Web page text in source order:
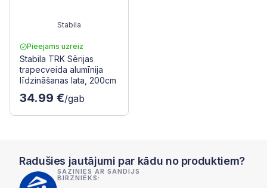
Stabila
Pieejams uzreiz
Stabila TRK Sērijas
trapecveida alumīnija
līdzināšanas lata, 200cm
34.99 €/gab
Radušies jautājumi par kādu no produktiem?
SAZINIES AR SANDIJS
BIRZNIEKS: